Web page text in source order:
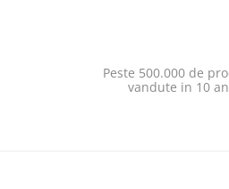
Peste 500.000 de
vandute in 10